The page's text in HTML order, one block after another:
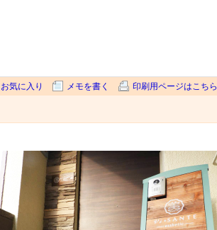
お気に入り メモを書く 印刷用ページはこちら